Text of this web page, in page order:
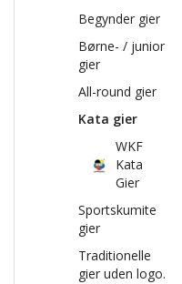
Begynder gier
Børne- / junior
gier
All-round gier
Kata gier
WKF
Kata
Gier
Sportskumite
gier
Traditionelle
gier uden logo.